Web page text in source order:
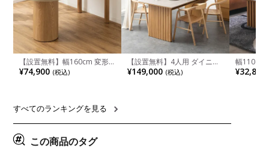
【設置無料】幅160cm 変形
半円 ダイニングテーブル モ
ルタル風 LENAS コンクリー
リア風 グレージュ
¥74,900 (税込)
【設置無料】4人用 ダイニン
グテーブルセット 5点 LUGA
セラミックテーブル おしゃれ
¥149,000 (税込)
幅110cm
木目調 リ
付き 長方
¥32,800
すべてのランキングを見る
この商品のタグ